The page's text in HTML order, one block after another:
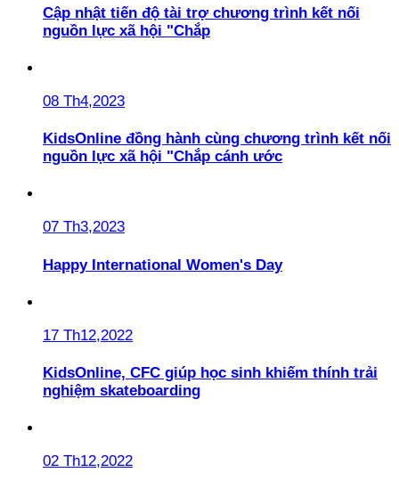
Cập nhật tiến độ tài trợ chương trình kết nối
nguồn lực xã hội "Chắp
08 Th4,2023
KidsOnline đồng hành cùng chương trình kết nối
nguồn lực xã hội "Chắp cánh ước
07 Th3,2023
Happy International Women's Day
17 Th12,2022
KidsOnline, CFC giúp học sinh khiếm thính trải
nghiệm skateboarding
02 Th12,2022